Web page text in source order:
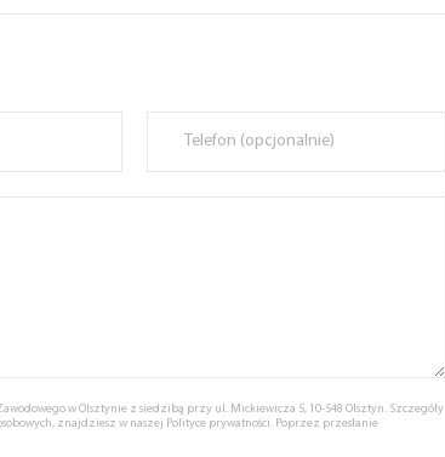
w Olsztynie z siedzibą przy ul. Mickiewicza 5, 10-548 Olsztyn. Szczegóły
znajdziesz w naszej Polityce prywatności. Poprzez przesłanie